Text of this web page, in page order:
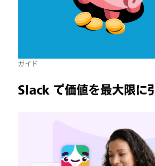
ガイド
Slack で価値を最大限に